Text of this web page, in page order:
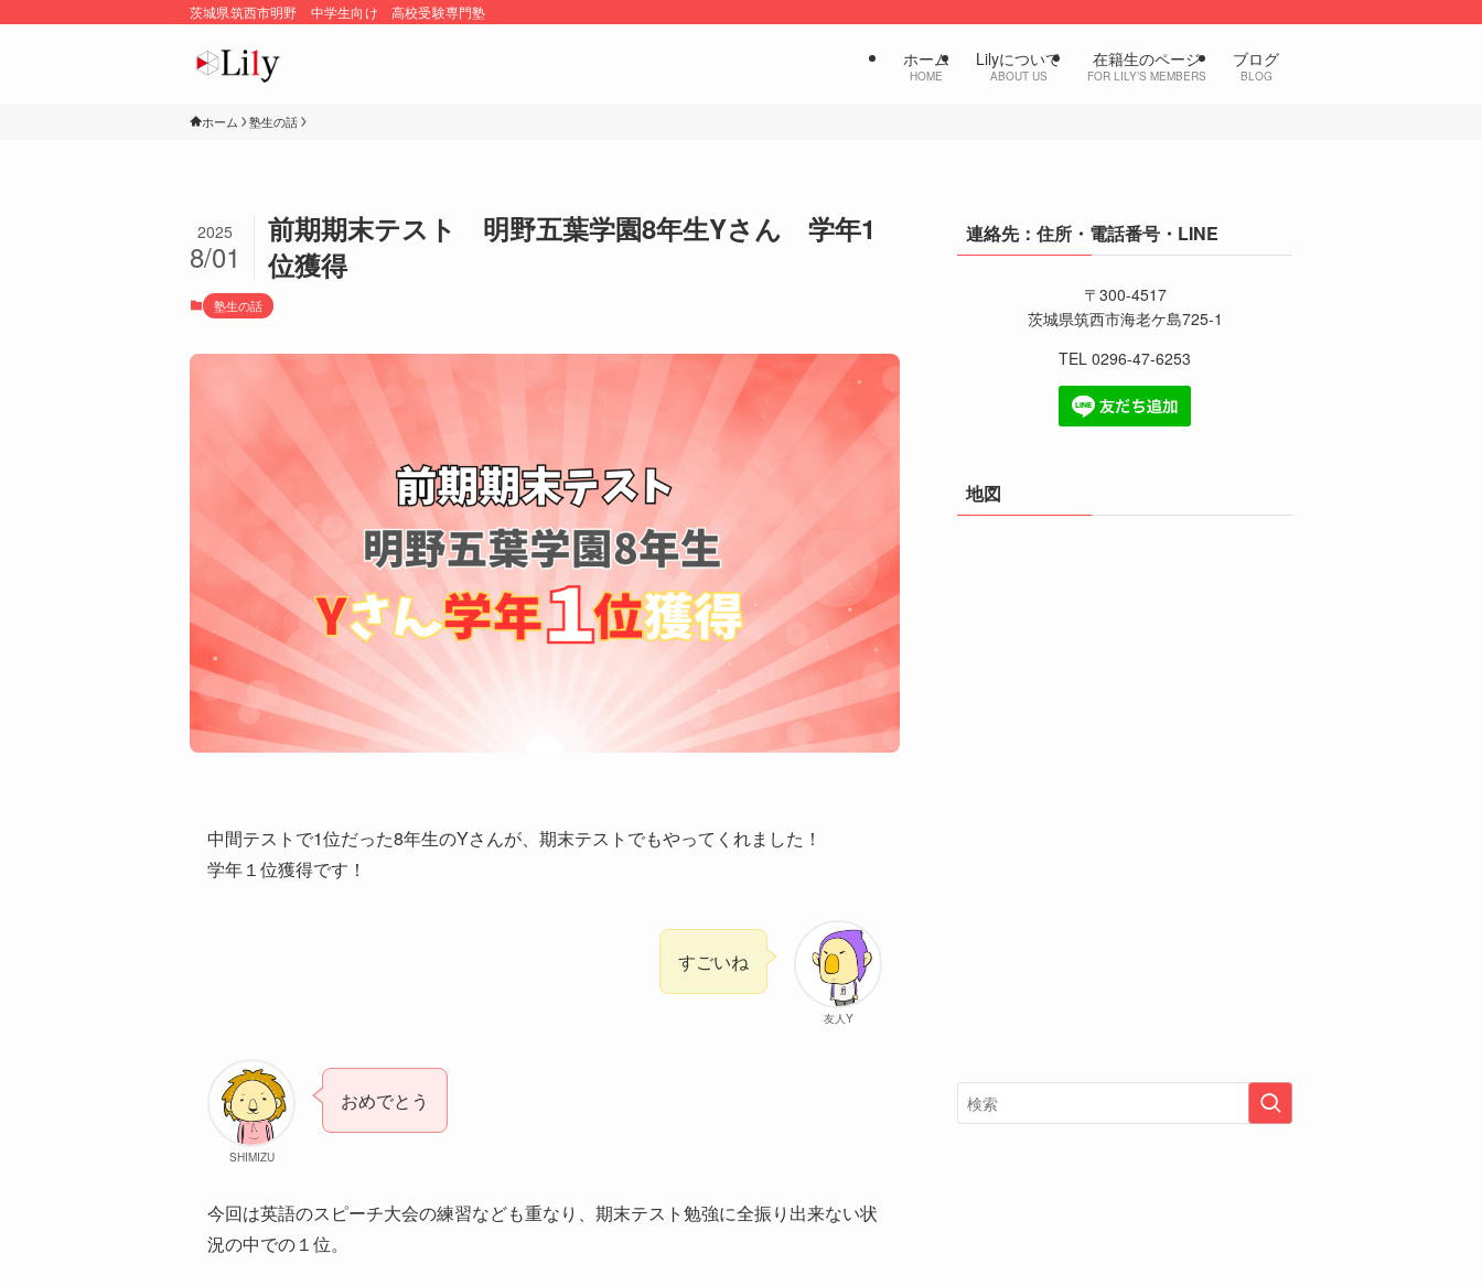
茨城県筑西市明野 中学生向け 高校受験専門塾
ホーム
HOME
Lilyについて
ABOUT US
在籍生のページ
FOR LILY’S MEMBERS
ブログ
BLOG
ホーム 塾生の話
前期期末テスト 明野五葉学園8年生Yさん 学年1
位獲得
2025
8/01
塾生の話
中間テストで1位だった8年生のYさんが、期末テストでもやってくれました！
学年１位獲得です！
友人Y
すごいね
SHIMIZU
おめでとう
今回は英語のスピーチ大会の練習なども重なり、期末テスト勉強に全振り出来ない状
況の中での１位。
連絡先：住所・電話番号・LINE
〒300-4517
茨城県筑西市海老ケ島725-1
TEL 0296-47-6253
地図